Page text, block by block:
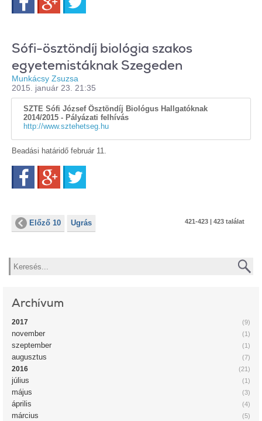
Sófi-ösztöndíj biológia szakos
egyetemistáknak Szegeden
Munkácsy Zsuzsa
2015. január 23. 21:35
SZTE Sófi József Ösztöndíj Biológus Hallgatóknak
2014/2015 - Pályázati felhívás
http://www.sztehetseg.hu
Beadási határidő február 11.
FacebookGoogle+
Előző 10 Ugrás 421-423 | 423 találat
Keresés
Archívum
(9)
2017
(1)
november
(1)
szeptember
(7)
augusztus
(21)
2016
(1)
július
(3)
május
(4)
április
(5)
március